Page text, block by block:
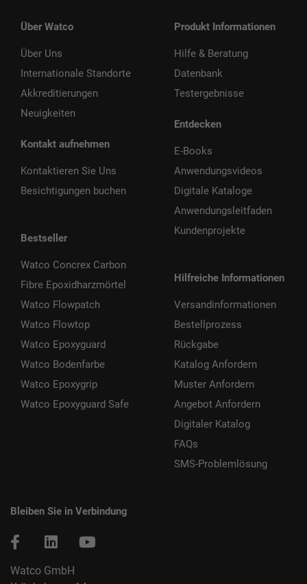
Über Watco
Über Uns
Internationale Standorte
Akkreditierungen
Neuigkeiten
Kontakt aufnehmen
Kontaktieren Sie Uns
Besichtigungen buchen
Bestseller
Watco Concrex Carbon
Fibre Epoxidharzmörtel
Watco Flowpatch
Watco Flowtop
Watco Epoxyguard
Watco Bodenfarbe
Watco Epoxygrip
Watco Epoxyguard Safe
Produkt Informationen
Hilfe & Beratung
Datenbank
Testergebnisse
Entdecken
E-Books
Anwendungsvideos
Digitale Kataloge
Anwendungsleitfaden
Kundenprojekte
Hilfreiche Informationen
Versandinformationen
Bestellprozess
Rückgabe
Katalog Anfordern
Muster Anfordern
Angebot Anfordern
Digitaler Katalog
FAQs
SMS-Problemlösung
Bleiben Sie in Verbindung
Watco GmbH